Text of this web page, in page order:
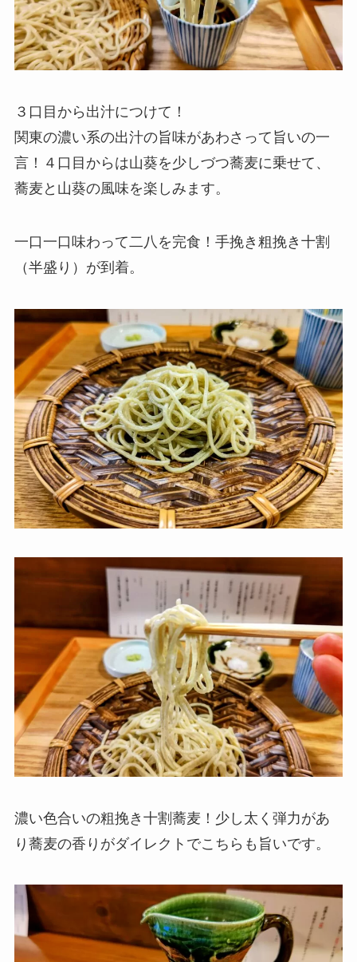
３口目から出汁につけて！
関東の濃い系の出汁の旨味があわさって旨いの一
言！４口目からは山葵を少しづつ蕎麦に乗せて、
蕎麦と山葵の風味を楽しみます。
一口一口味わって二八を完食！手挽き粗挽き十割
（半盛り）が到着。
濃い色合いの粗挽き十割蕎麦！少し太く弾力があ
り蕎麦の香りがダイレクトでこちらも旨いです。